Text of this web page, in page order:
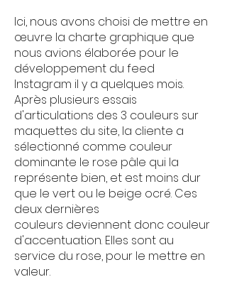
Ici, nous avons choisi de mettre en
œuvre la charte graphique que
nous avions élaborée pour le
développement du feed
Instagram il y a quelques mois.
Après plusieurs essais
d'articulations des 3 couleurs sur
maquettes du site, la cliente a
sélectionné comme couleur
dominante le rose pâle qui la
représente bien, et est moins dur
que le vert ou le beige ocré. Ces
deux dernières
couleurs deviennent donc couleur
d'accentuation. Elles sont au
service du rose, pour le mettre en
valeur.